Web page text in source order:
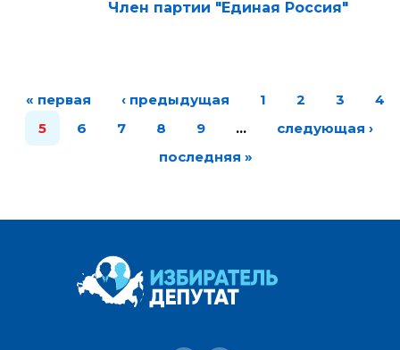
Член партии "Единая Россия"
« первая ‹ предыдущая 1 2 3
4
5
6 7 8 9 …
следующая ›
последняя »